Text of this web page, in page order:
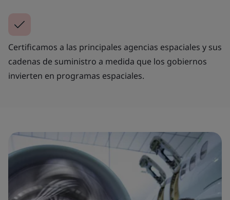
Certificamos a las principales agencias espaciales y sus
cadenas de suministro a medida que los gobiernos
invierten en programas espaciales.